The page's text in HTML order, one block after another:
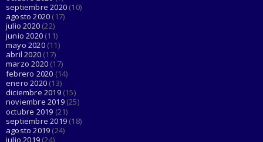
septiembre 2020 (10)
agosto 2020 (17)
julio 2020 (22)
junio 2020 (11)
mayo 2020(11)
abril 2020 (17)
marzo 2020 (17)
febrero 2020 (14)
enero 2020 (13)
diciembre 2019(15)
noviembre 2019(25)
octubre 2019 (21)
septiembre 2019 (18)
agosto 2019 (24)
julio 2019 (24)